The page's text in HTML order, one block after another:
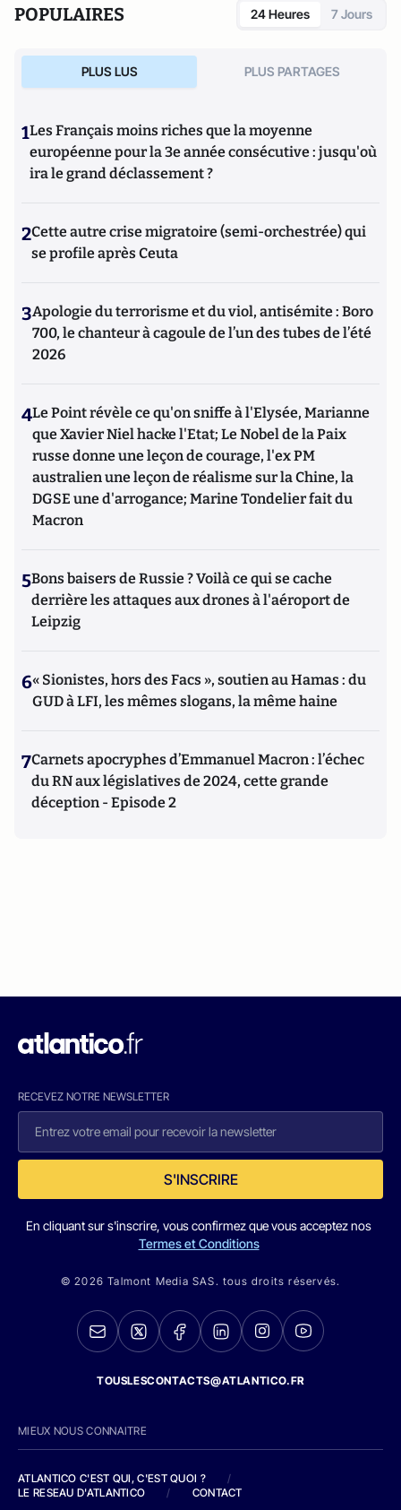
POPULAIRES 24 Heures 7 Jours
PLUS LUS PLUS PARTAGES
1Les Français moins riches que la moyenne
européenne pour la 3e année consécutive : jusqu'où
ira le grand déclassement ?
2Cette autre crise migratoire (semi-orchestrée) qui
se profile après Ceuta
3Apologie du terrorisme et du viol, antisémite : Boro
700, le chanteur à cagoule de l’un des tubes de l’été
2026
4Le Point révèle ce qu'on sniffe à l'Elysée, Marianne
que Xavier Niel hacke l'Etat; Le Nobel de la Paix
russe donne une leçon de courage, l'ex PM
australien une leçon de réalisme sur la Chine, la
DGSE une d'arrogance; Marine Tondelier fait du
Macron
5Bons baisers de Russie ? Voilà ce qui se cache
derrière les attaques aux drones à l'aéroport de
Leipzig
6« Sionistes, hors des Facs », soutien au Hamas : du
GUD à LFI, les mêmes slogans, la même haine
7Carnets apocryphes d’Emmanuel Macron : l’échec
du RN aux législatives de 2024, cette grande
déception - Episode 2
RECEVEZ NOTRE NEWSLETTER
S'INSCRIRE
En cliquant sur s'inscrire, vous confirmez que vous acceptez nos
Termes et Conditions
© 2026 Talmont Media SAS. tous droits réservés.
TOUSLESCONTACTS@ATLANTICO.FR
MIEUX NOUS CONNAITRE
ATLANTICO C'EST QUI, C'EST QUOI ?
/
LE RESEAU D'ATLANTICO
/ CONTACT